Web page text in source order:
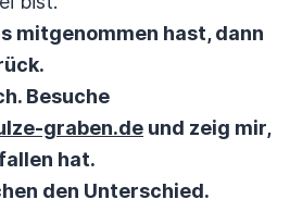
mitgenommen hast, dann
Besuche
graben.de und zeig mir,
hat.
den Unterschied.